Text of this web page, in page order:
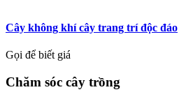
Cây không khí cây trang trí độc đáo
Gọi để biết giá
Chăm sóc cây trồng